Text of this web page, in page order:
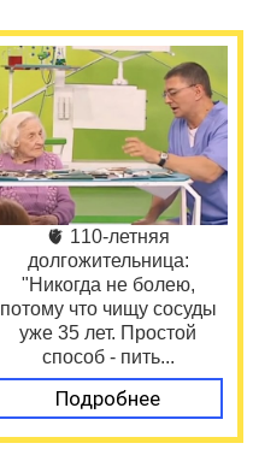
🫀 110-летняя
долгожительница:
"Никогда не болею,
потому что чищу сосуды
уже 35 лет. Простой
способ - пить...
Подробнее